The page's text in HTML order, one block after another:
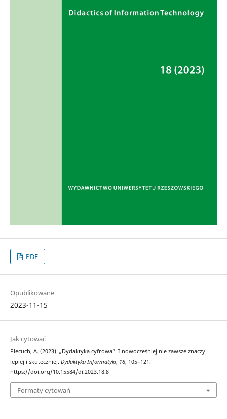
PDF
Opublikowane
2023-11-15
Jak cytować
Piecuch, A. (2023). „Dydaktyka cyfrowa”  nowocześniej nie zawsze znaczy
lepiej i skuteczniej. Dydaktyka Informatyki, 18, 105–121.
https://doi.org/10.15584/di.2023.18.8
Formaty cytowań